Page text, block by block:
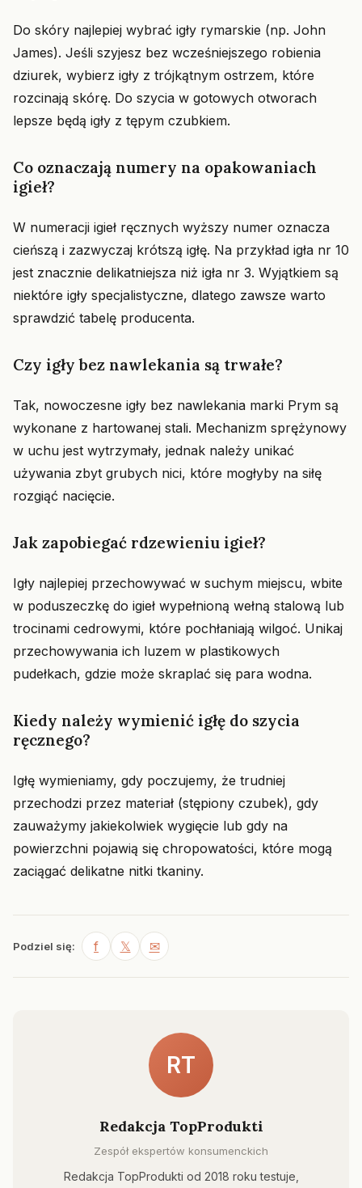
Do skóry najlepiej wybrać igły rymarskie (np. John
James). Jeśli szyjesz bez wcześniejszego robienia
dziurek, wybierz igły z trójkątnym ostrzem, które
rozcinają skórę. Do szycia w gotowych otworach
lepsze będą igły z tępym czubkiem.
Co oznaczają numery na opakowaniach
igieł?
W numeracji igieł ręcznych wyższy numer oznacza
cieńszą i zazwyczaj krótszą igłę. Na przykład igła nr 10
jest znacznie delikatniejsza niż igła nr 3. Wyjątkiem są
niektóre igły specjalistyczne, dlatego zawsze warto
sprawdzić tabelę producenta.
Czy igły bez nawlekania są trwałe?
Tak, nowoczesne igły bez nawlekania marki Prym są
wykonane z hartowanej stali. Mechanizm sprężynowy
w uchu jest wytrzymały, jednak należy unikać
używania zbyt grubych nici, które mogłyby na siłę
rozgiąć nacięcie.
Jak zapobiegać rdzewieniu igieł?
Igły najlepiej przechowywać w suchym miejscu, wbite
w poduszeczkę do igieł wypełnioną wełną stalową lub
trocinami cedrowymi, które pochłaniają wilgoć. Unikaj
przechowywania ich luzem w plastikowych
pudełkach, gdzie może skraplać się para wodna.
Kiedy należy wymienić igłę do szycia
ręcznego?
Igłę wymieniamy, gdy poczujemy, że trudniej
przechodzi przez materiał (stępiony czubek), gdy
zauważymy jakiekolwiek wygięcie lub gdy na
powierzchni pojawią się chropowatości, które mogą
zaciągać delikatne nitki tkaniny.
Podziel się: f 𝕏 ✉
RT
Redakcja TopProdukti
Zespół ekspertów konsumenckich
Redakcja TopProdukti od 2018 roku testuje,